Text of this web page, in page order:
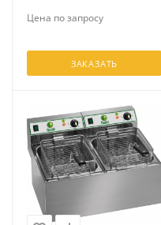
Цена по запросу
ЗАКАЗАТЬ